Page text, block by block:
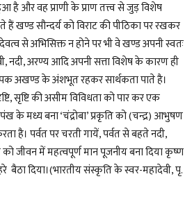
है और वह प्राणी के प्राण तत्त्व से जुड़ विशेष
हैं खण्ड सौन्दर्य को विराट की पीठिका पर रखकर
से अभिसिक्त न होने पर भी वे खण्ड अपनी स्वतः
नदी, अरण्य आदि अपनी सत्ता विशेष के कारण ही
अखण्ड के अंशभूत रहकर सार्थकता पाते है।
सृष्टि की असीम विविधता को पार कर एक
के मध्य बना ‘चंद्रोबा’ प्रकृति को (चन्द्र) आभुषण
है। पर्वत पर चरती गायें, पर्वत से बहते नदी,
जीवन में महत्वपूर्ण मान पूजनीय बना दिया कृष्ण
बैठा दिया।(भारतीय संस्कृति के स्वर-महादेवी, पृ.